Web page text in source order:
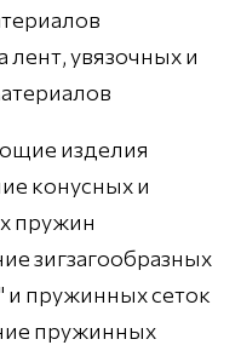
лент, увязочных и
изделия
конусных и
пружин
зигзагообразных
и пружинных сеток
пружинных